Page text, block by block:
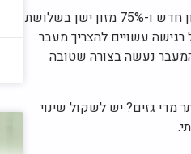
המעבר ממזון מעובד לתזונה טבעית לא נעשה ביום אחד. מומלץ להתחיל עם שילוב הדרגתי: 25% מזון חדש ו-75% מזון ישן בשלושת
עשויים להצריך מעבר
נעשה בצורה שטובה
מדי גזים? יש לשקול שינוי